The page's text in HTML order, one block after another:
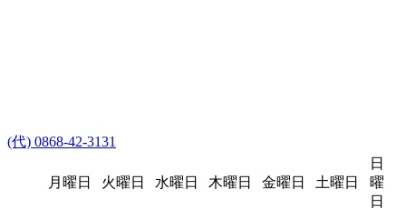
(代) 0868-42-3131
月曜日 火曜日 水曜日 木曜日 金曜日 土曜日
日
曜
日